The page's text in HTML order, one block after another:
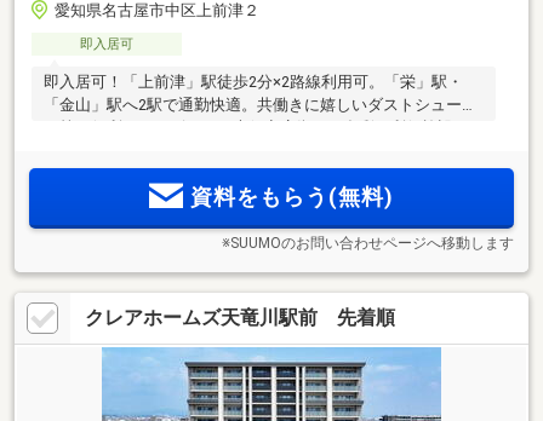
愛知県名古屋市中区上前津２
即入居可
即入居可！「上前津」駅徒歩2分×2路線利用可。「栄」駅・
「金山」駅へ2駅で通勤快適。共働きに嬉しいダストシュータ
資料をもらう(無料)
※SUUMOのお問い合わせページへ移動します
クレアホームズ天竜川駅前 先着順